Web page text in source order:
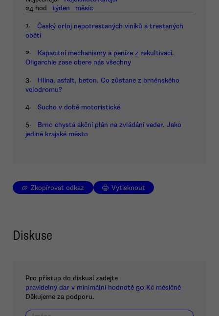
24 hod
týden měsíc
1.
Český orloj nepotrestaných viníků a trestaných
obětí
2.
Kapacitní mechanismy a peníze z rekultivací.
Oligarchie zase obere nás všechny
3.
Hlína, asfalt, beton. Co zůstane z brněnského
velodromu?
4. Sucho v době motoristické
5.
Brno chystá akční plán na zvládání veder. Jako
jediné krajské město
Zkopírovat odkaz Vytisknout
Diskuse
Pro přístup do diskusí zadejte
pravidelný dar v minimální hodnotě 50 Kč měsíčně
Děkujeme za podporu.